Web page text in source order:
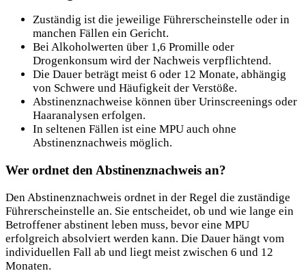
Zuständig ist die jeweilige Führerscheinstelle oder in
manchen Fällen ein Gericht.
Bei Alkoholwerten über 1,6 Promille oder
Drogenkonsum wird der Nachweis verpflichtend.
Die Dauer beträgt meist 6 oder 12 Monate, abhängig
von Schwere und Häufigkeit der Verstöße.
Abstinenznachweise können über Urinscreenings oder
Haaranalysen erfolgen.
In seltenen Fällen ist eine MPU auch ohne
Abstinenznachweis möglich.
Wer ordnet den Abstinenznachweis an?
Den Abstinenznachweis ordnet in der Regel die zuständige
Führerscheinstelle an. Sie entscheidet, ob und wie lange ein
Betroffener abstinent leben muss, bevor eine MPU
erfolgreich absolviert werden kann. Die Dauer hängt vom
individuellen Fall ab und liegt meist zwischen 6 und 12
Monaten.